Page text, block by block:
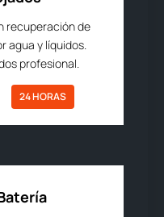
recuperación de
agua y líquidos.
profesional.
24 HORAS